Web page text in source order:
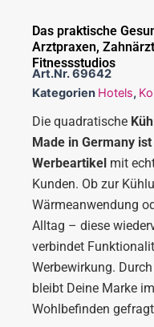
Das praktische
Arztpraxen,
Fitnessstudios
Art.Nr.69642
Kategorien Hotels,
Die quadratische
Made in Germany
Werbeartikel mit
Kunden. Ob zur
Wärmeanwendung
Alltag – diese
verbindet
Werbewirkung.
bleibt Deine Marke
Wohlbefinden